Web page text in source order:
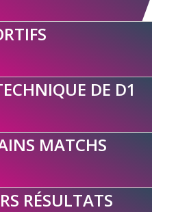
DE D1
MATCHS
RÉSULTATS